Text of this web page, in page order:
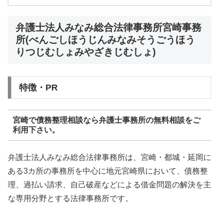
弁護士法人みなみ総合法律事務所宮崎事務
所(べんごしほうじんみなみそうごうほう
りつじむしょみやざきじむしょ)
特徴・PR
宮崎で債務整理相談なら弁護士事務所の無料相談をご
利用下さい。
弁護士法人みなみ総合法律事務所は、宮崎・都城・延岡に
ある3カ所の事務所を中心に地元宮崎県において、債務整
理、過払い請求、自己破産などによる借金問題の解決を主
な専用分野とする法律事務所です。